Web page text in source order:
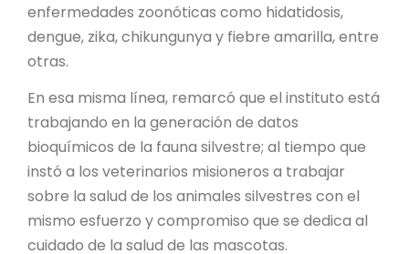
enfermedades zoonóticas como hidatidosis,
dengue, zika, chikungunya y fiebre amarilla, entre
otras.
En esa misma línea, remarcó que el instituto está
trabajando en la generación de datos
bioquímicos de la fauna silvestre; al tiempo que
instó a los veterinarios misioneros a trabajar
sobre la salud de los animales silvestres con el
mismo esfuerzo y compromiso que se dedica al
cuidado de la salud de las mascotas.